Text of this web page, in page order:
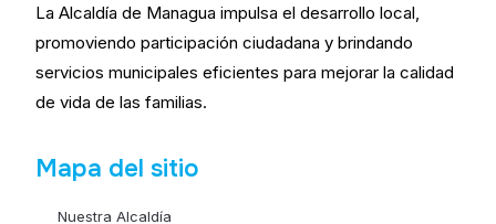
La Alcaldía de Managua impulsa el desarrollo local,
promoviendo participación ciudadana y brindando
servicios municipales eficientes para mejorar la calidad
de vida de las familias.
Mapa del sitio
Nuestra Alcaldía